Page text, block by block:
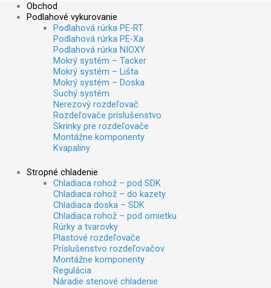
Obchod
Podlahové vykurovanie
Podlahová rúrka PE-RT
Podlahová rúrka PE-Xa
Podlahová rúrka NIOXY
Mokrý systém – Tacker
Mokrý systém – Lišta
Mokrý systém – Doska
Suchý systém
Nerezový rozdeľovač
Rozdeľovače príslušenstvo
Skrinky pre rozdeľovače
Montážne komponenty
Kvapaliny
Stropné chladenie
Chladiaca rohož – pod SDK
Chladiaca rohož – do kazety
Chladiaca doska – SDK
Chladiaca rohož – pod omietku
Rúrky a tvarovky
Plastové rozdeľovače
Príslušenstvo rozdeľovačov
Montážne komponenty
Regulácia
Náradie stenové chladenie